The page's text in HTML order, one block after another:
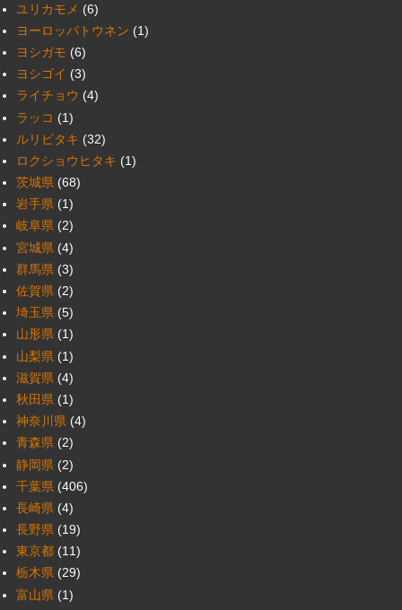
ユリカモメ (6)
ヨーロッパトウネン (1)
ヨシガモ (6)
ヨシゴイ (3)
ライチョウ (4)
ラッコ (1)
ルリビタキ (32)
ロクショウヒタキ (1)
茨城県 (68)
岩手県 (1)
岐阜県 (2)
宮城県 (4)
群馬県 (3)
佐賀県 (2)
埼玉県 (5)
山形県 (1)
山梨県 (1)
滋賀県 (4)
秋田県 (1)
神奈川県 (4)
青森県 (2)
静岡県 (2)
千葉県 (406)
長崎県 (4)
長野県 (19)
東京都 (11)
栃木県 (29)
富山県 (1)